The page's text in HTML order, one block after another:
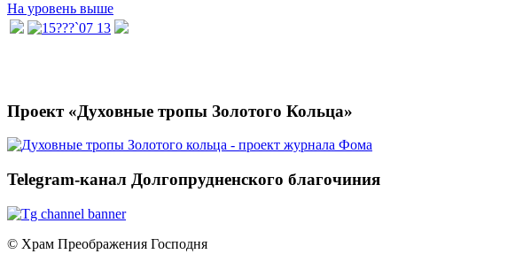
На уровень выше
Проект «Духовные тропы Золотого Кольца»
Telegram-канал Долгопрудненского благочиния
© Храм Преображения Господня